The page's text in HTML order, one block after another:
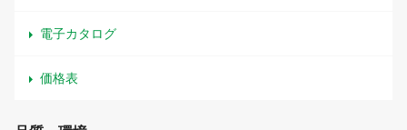
電子カタログ
価格表